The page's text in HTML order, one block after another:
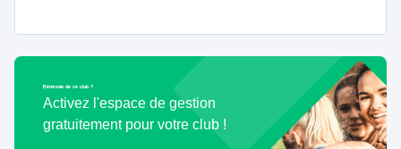
Bénévole de ce club ?
Activez l'espace de gestion
gratuitement pour votre club !